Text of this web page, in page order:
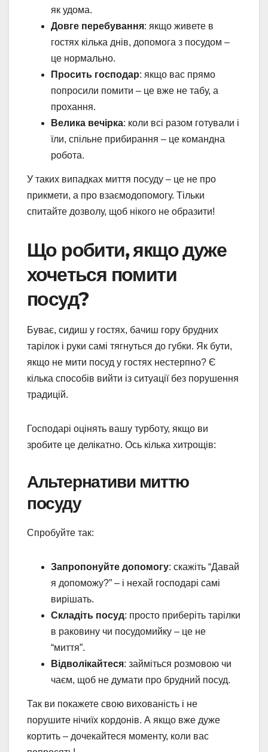
як удома.
Довге перебування: якщо живете в
гостях кілька днів, допомога з посудом –
це нормально.
Просить господар: якщо вас прямо
попросили помити – це вже не табу, а
прохання.
Велика вечірка: коли всі разом готували і
їли, спільне прибирання – це командна
робота.
У таких випадках миття посуду – це не про
прикмети, а про взаємодопомогу. Тільки
спитайте дозволу, щоб нікого не образити!
Що робити, якщо дуже
хочеться помити
посуд?
Буває, сидиш у гостях, бачиш гору брудних
тарілок і руки самі тягнуться до губки. Як бути,
якщо не мити посуд у гостях нестерпно? Є
кілька способів вийти із ситуації без порушення
традицій.
Господарі оцінять вашу турботу, якщо ви
зробите це делікатно. Ось кілька хитрощів:
Альтернативи миттю
посуду
Спробуйте так:
Запропонуйте допомогу: скажіть “Давай
я допоможу?” – і нехай господарі самі
вирішать.
Складіть посуд: просто приберіть тарілки
в раковину чи посудомийку – це не
“миття”.
Відволікайтеся: займіться розмовою чи
чаєм, щоб не думати про брудний посуд.
Так ви покажете свою вихованість і не
порушите нічиїх кордонів. А якщо вже дуже
кортить – дочекайтеся моменту, коли вас